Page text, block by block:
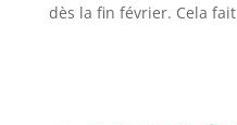
dès la fin février. Cela